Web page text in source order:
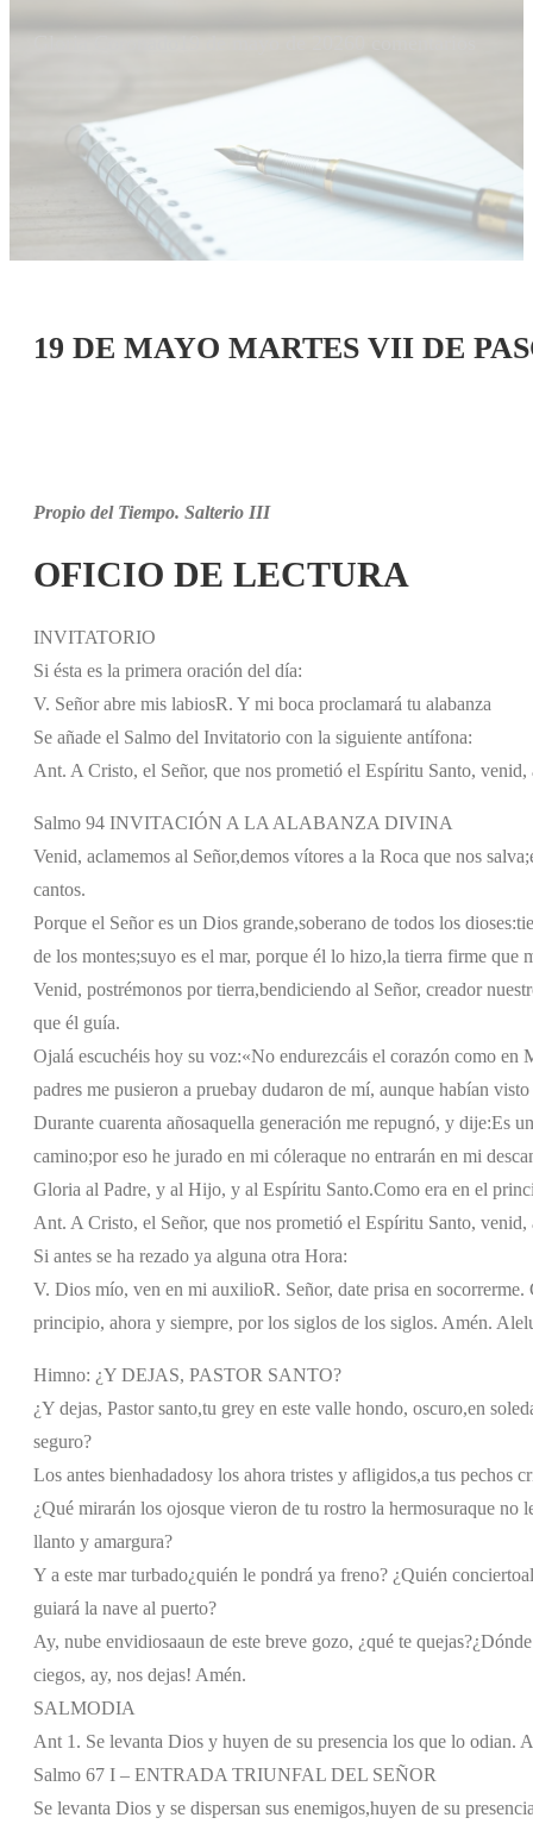
19 DE MAYO MARTES VII DE
Propio del Tiempo. Salterio III
OFICIO DE LECTURA
INVITATORIO
Si ésta es la primera oración del día:
V. Señor abre mis labiosR. Y mi boca proclamará tu alabanza
Se añade el Salmo del Invitatorio con la siguiente antífona:
Ant. A Cristo, el Señor, que nos prometió el Espíritu Santo,
Salmo 94 INVITACIÓN A LA ALABANZA DIVINA
Venid, aclamemos al Señor,demos vítores a la Roca que nos salva;
cantos.
Porque el Señor es un Dios grande,soberano de todos los dioses:
de los montes;suyo es el mar, porque él lo hizo,la tierra firme que
Venid, postrémonos por tierra,bendiciendo al Señor, creador
que él guía.
Ojalá escuchéis hoy su voz:«No endurezcáis el corazón como en
padres me pusieron a pruebay dudaron de mí, aunque habían visto
Durante cuarenta añosaquella generación me repugnó, y dije:Es
camino;por eso he jurado en mi cóleraque no entrarán en mi
Gloria al Padre, y al Hijo, y al Espíritu Santo.Como era en el
Ant. A Cristo, el Señor, que nos prometió el Espíritu Santo,
Si antes se ha rezado ya alguna otra Hora:
V. Dios mío, ven en mi auxilioR. Señor, date prisa en
principio, ahora y siempre, por los siglos de los siglos. Amén.
Himno: ¿Y DEJAS, PASTOR SANTO?
¿Y dejas, Pastor santo,tu grey en este valle hondo, oscuro,en
seguro?
Los antes bienhadadosy los ahora tristes y afligidos,a tus pechos
¿Qué mirarán los ojosque vieron de tu rostro la hermosuraque no
llanto y amargura?
Y a este mar turbado¿quién le pondrá ya freno? ¿Quién concierto
guiará la nave al puerto?
Ay, nube envidiosaaun de este breve gozo, ¿qué te quejas?
ciegos, ay, nos dejas! Amén.
SALMODIA
Ant 1. Se levanta Dios y huyen de su presencia los que lo odian.
Salmo 67 I – ENTRADA TRIUNFAL DEL SEÑOR
Se levanta Dios y se dispersan sus enemigos,huyen de su